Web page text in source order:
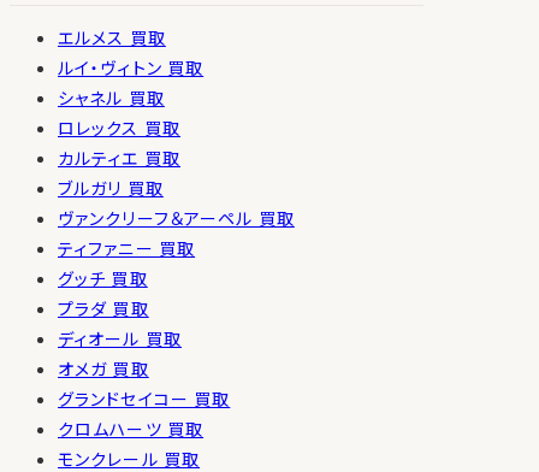
エルメス 買取
ルイ・ヴィトン 買取
シャネル 買取
ロレックス 買取
カルティエ 買取
ブルガリ 買取
ヴァンクリーフ＆アーペル 買取
ティファニー 買取
グッチ 買取
プラダ 買取
ディオール 買取
オメガ 買取
グランドセイコー 買取
クロムハーツ 買取
モンクレール 買取